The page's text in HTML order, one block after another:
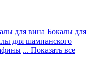
для вина Бокалы для
для шампанского
... Показать все